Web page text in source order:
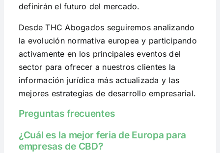
definirán el futuro del mercado.
Desde THC Abogados seguiremos analizando
la evolución normativa europea y participando
activamente en los principales eventos del
sector para ofrecer a nuestros clientes la
información jurídica más actualizada y las
mejores estrategias de desarrollo empresarial.
Preguntas frecuentes
¿Cuál es la mejor feria de Europa para
empresas de CBD?